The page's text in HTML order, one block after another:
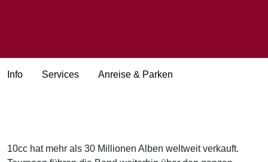
Info Services Anreise & Parken
10cc hat mehr als 30 Millionen Alben weltweit verkauft.